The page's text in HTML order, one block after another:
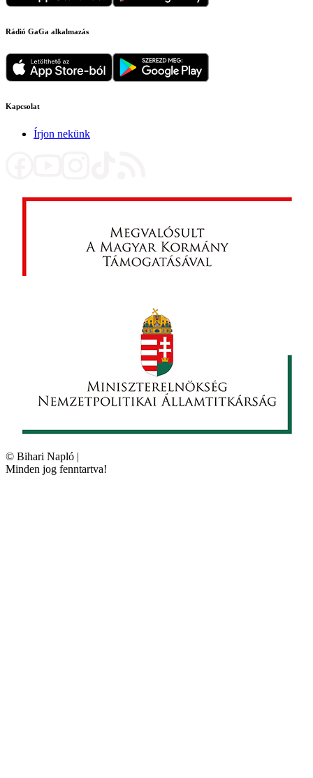
Rádió GaGa alkalmazás
Kapcsolat
Írjon nekünk
© Bihari Napló |
Minden jog fenntartva!